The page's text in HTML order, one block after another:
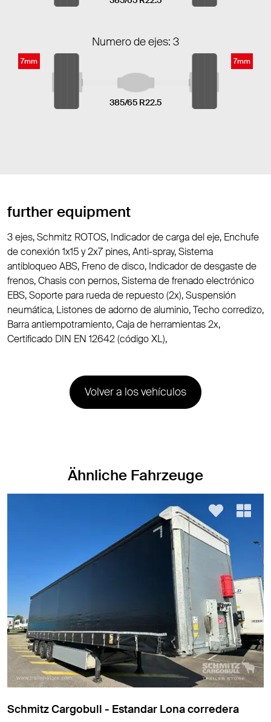
Numero de ejes: 3
7mm
385/65 R22.5
7mm
further equipment
3 ejes, Schmitz ROTOS, Indicador de carga del eje, Enchufe
de conexión 1x15 y 2x7 pines, Anti-spray, Sistema
antibloqueo ABS, Freno de disco, Indicador de desgaste de
frenos, Chasis con pernos, Sistema de frenado electrónico
EBS, Soporte para rueda de repuesto (2x), Suspensión
neumática, Listones de adorno de aluminio, Techo corredizo,
Barra antiempotramiento, Caja de herramientas 2x,
Certificado DIN EN 12642 (código XL),
Volver a los vehículos
Ähnliche Fahrzeuge
Schmitz Cargobull - Estandar Lona corredera